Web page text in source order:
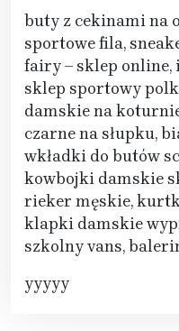
buty z cekinami na
sportowe fila,
fairy – sklep
sklep sportowy
damskie na
czarne na słupku,
wkładki do butów
kowbojki damskie
rieker męskie,
klapki damskie
szkolny vans,
yyyyy